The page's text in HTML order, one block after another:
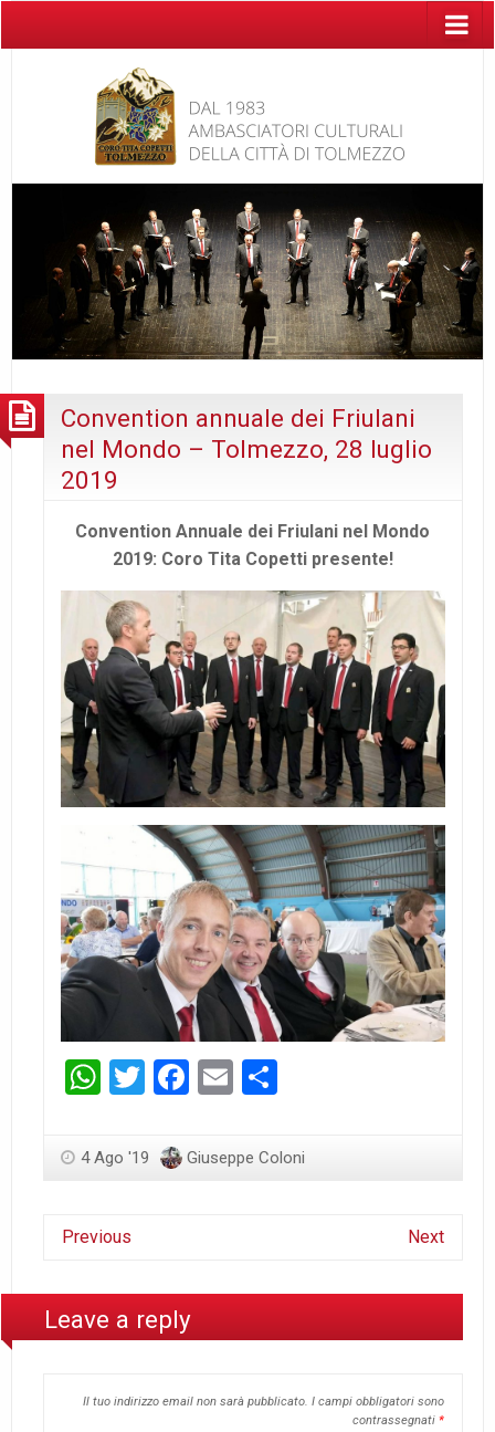
Convention annuale dei Friulani
nel Mondo – Tolmezzo, 28 luglio
2019
Convention Annuale dei Friulani nel Mondo
2019: Coro Tita Copetti presente!
WhatsApp
Twitter
Facebook
Email
4 Ago '19 Giuseppe Coloni
Previous Next
Leave a reply
Il tuo indirizzo email non sarà pubblicato. I campi obbligatori sono
contrassegnati *